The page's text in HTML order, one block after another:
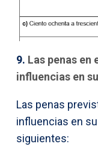
9. Las penas
influencias en
Las penas
influencias en
siguientes: